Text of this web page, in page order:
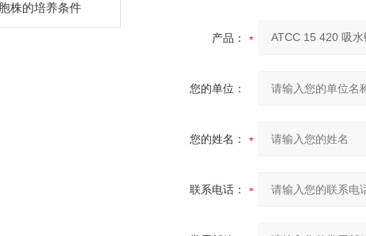
株的培养条件
产品：
您的单位：
您的姓名：
联系电话：